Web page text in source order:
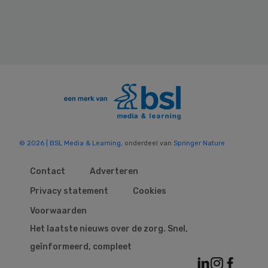
© 2026 | BSL Media & Learning, onderdeel van Springer Nature
Contact
Adverteren
Privacy statement
Cookies
Voorwaarden
Het laatste nieuws over de zorg. Snel,
geïnformeerd, compleet